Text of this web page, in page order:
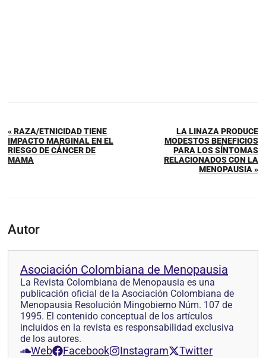
« RAZA/ETNICIDAD TIENE
IMPACTO MARGINAL EN EL
RIESGO DE CÁNCER DE
MAMA
LA LINAZA PRODUCE
MODESTOS BENEFICIOS
PARA LOS SÍNTOMAS
RELACIONADOS CON LA
MENOPAUSIA »
Autor
Asociación Colombiana de Menopausia
La Revista Colombiana de Menopausia es una
publicación oficial de la Asociación Colombiana de
Menopausia Resolución Mingobierno Núm. 107 de
1995. El contenido conceptual de los artículos
incluidos en la revista es responsabilidad exclusiva
de los autores.
Web Facebook Instagram Twitter